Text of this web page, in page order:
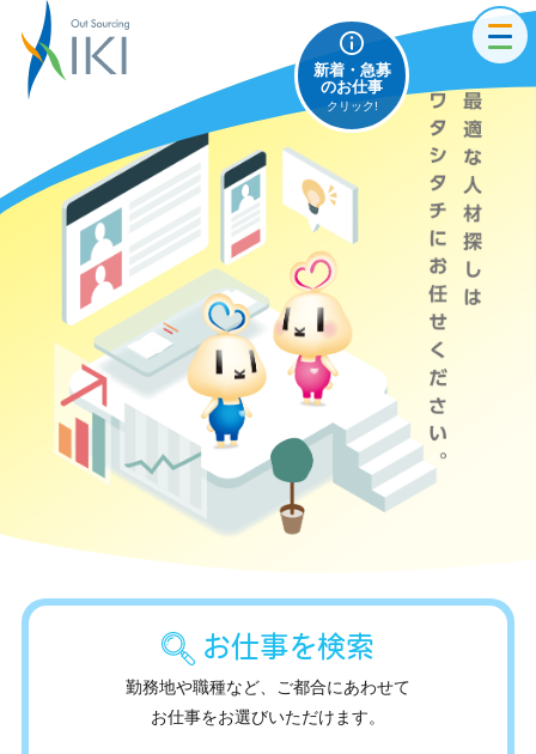
お仕事を検索
勤務地や職種など、ご都合にあわせて
お仕事をお選びいただけます。
新着・急募
のお仕事
クリック!